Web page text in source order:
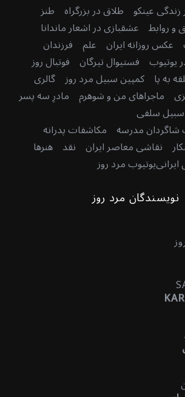
زندگی عینکو طلاق در بزرگراه طنز
روابط عشقبازی در اشعار ماندانا
عکس روزانه ایران علم فرزندان
یوتیوب فستیوال تیرگان فوتبال روز
به پا کمپین سبیل مرد روز گالری
ماجراهای من و شوهرم مادرِ سه پسر
سلفی
مدرسه مکاشفات پدرانه
نقاشی معاصر ایران نقد هنرها
یوتیوب مرد روز
نویسندگان مرد روز